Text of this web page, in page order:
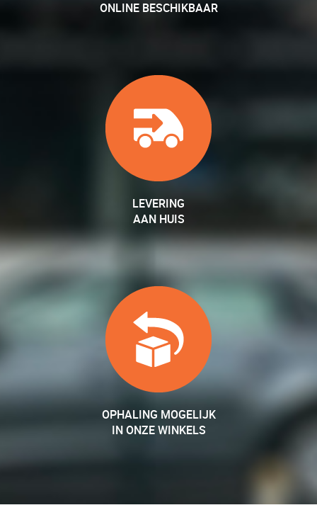
ONLINE BESCHIKBAAR
LEVERING
AAN HUIS
OPHALING MOGELIJK
IN ONZE WINKELS